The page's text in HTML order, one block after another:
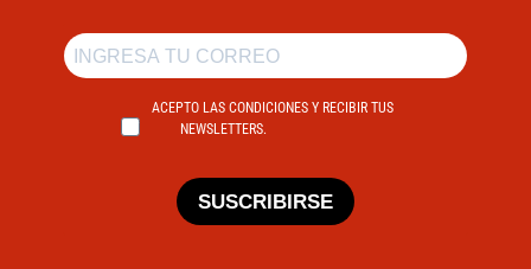
ACEPTO LAS CONDICIONES Y RECIBIR TUS
NEWSLETTERS.
SUSCRIBIRSE